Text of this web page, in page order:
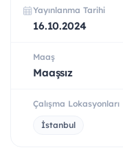
Yayınlanma Tarihi
16.10.2024
Maaş
Maaşsız
Çalışma Lokasyonları
İstanbul